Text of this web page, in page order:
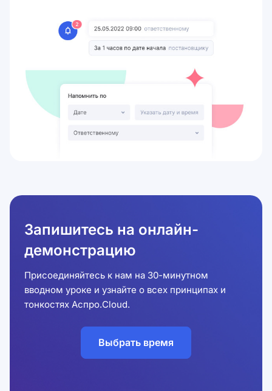
Запишитесь на онлайн-
демонстрацию
Присоединяйтесь к нам на 30-минутном
вводном уроке и узнайте о всех принципах и
тонкостях Аспро.Cloud.
Выбрать время